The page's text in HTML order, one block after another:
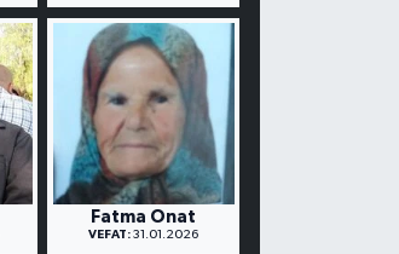
Fatma Onat
VEFAT: 31.01.2026